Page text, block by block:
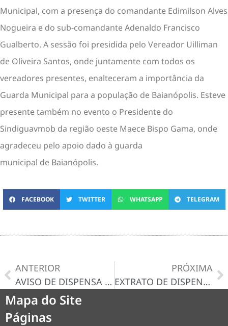
Municipal, com a presença do comandante Edimilson Alves
Nogueira e do sub-comandante Adenaldo Francisco
Gualberto. A sessão foi presidida pelo Vereador Uilliman
de Oliveira Santos, onde juntamente com todos os
vereadores presentes, enalteceram a importância da
Guarda Municipal para a população de Baianópolis. Esteve
presente também no evento o Presidente do
Sindiguavmob da região oeste Maece Bispo Gama, onde
agradeceu pelo apoio dado à guarda
municipal de Baianópolis.
FACEBOOK TWITTER WHATSAPP TELEGRAM
ANTERIOR
AVISO DE DISPENSA N° 034/2025-D – CERTIDÃO/DECISÃO
PRÓXIMA
EXTRATO DE DISPENSA DE LICITAÇAO N° 032/2025
Mapa do Site
Páginas